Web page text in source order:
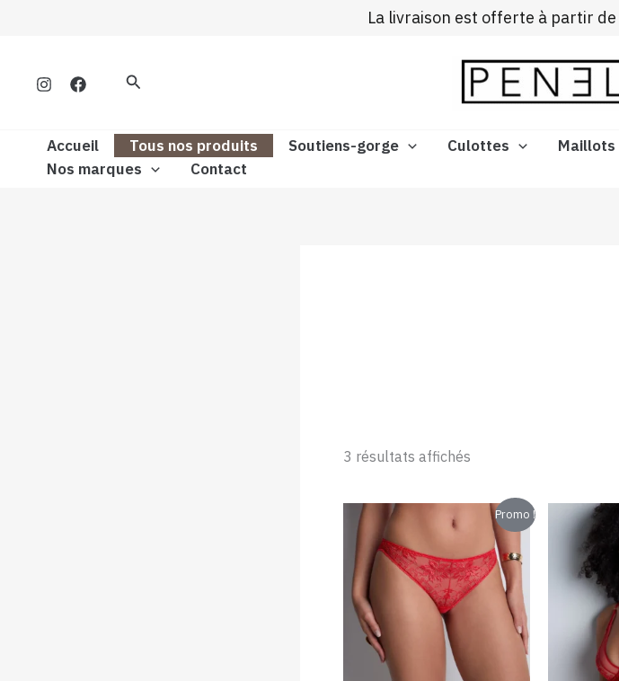
La livraison est offerte à partir
Rechercher
Accueil Tous nos produits Soutiens-gorge Culottes Maillots
Nos marques
Contact
3 résultats affichés
Trié
du
au
plus
ancien
Promo !
prix
était :
75,00 €.
Le
prix
actuel
est :
35,00 €.